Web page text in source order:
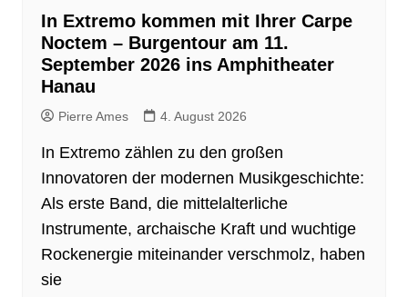
In Extremo kommen mit Ihrer Carpe
Noctem – Burgentour am 11.
September 2026 ins Amphitheater
Hanau
Pierre Ames 4. August 2026
In Extremo zählen zu den großen
Innovatoren der modernen Musikgeschichte:
Als erste Band, die mittelalterliche
Instrumente, archaische Kraft und wuchtige
Rockenergie miteinander verschmolz, haben
sie